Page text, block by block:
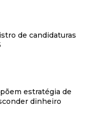
de candidaturas
estratégia de
dinheiro